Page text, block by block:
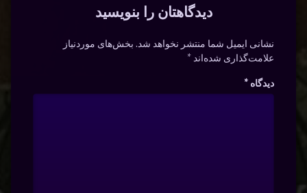
دیدگاهتان را بنویسید
نشانی ایمیل شما منتشر نخواهد شد. بخش‌های موردنیاز
علامت‌گذاری شده‌اند*
دیدگاه *